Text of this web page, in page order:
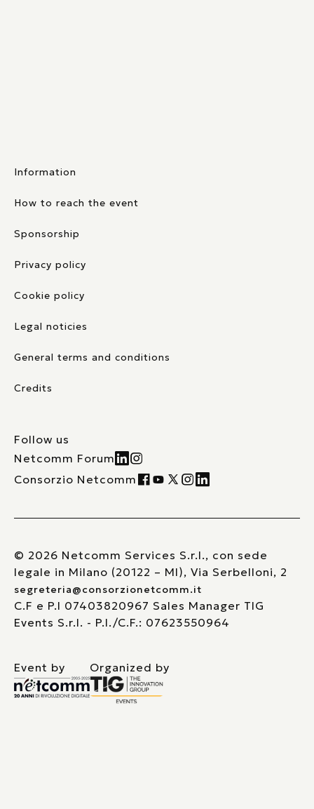
Information
How to reach the event
Sponsorship
Privacy policy
Cookie policy
Legal noticies
General terms and conditions
Credits
Follow us
Netcomm Forum
Consorzio Netcomm
© 2026 Netcomm Services S.r.l., con sede
legale in Milano (20122 – MI), Via Serbelloni, 2
segreteria@consorzionetcomm.it
C.F e P.I 07403820967 Sales Manager TIG
Events S.r.l. - P.I./C.F.: 07623550964
Event by Organized by